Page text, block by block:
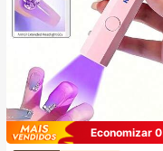
Economizar